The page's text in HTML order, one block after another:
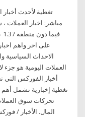
تغطية لأحدث
مباشر: اخبار العملات
على اخر واهم
الاحداث السياسية
العملات اليومية هو جزء
أخبار الفوركس التي
تحركات سوق
المال. الأخبار /